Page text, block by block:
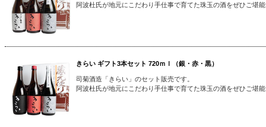
阿波杜氏が地元にこだわり手仕事で育てた珠玉の酒をぜひご堪能
きらい ギフト3本セット 720ｍｌ（銀・赤・黒）
司菊酒造「きらい」のセット販売です。
阿波杜氏が地元にこだわり手仕事で育てた珠玉の酒をぜひご堪能